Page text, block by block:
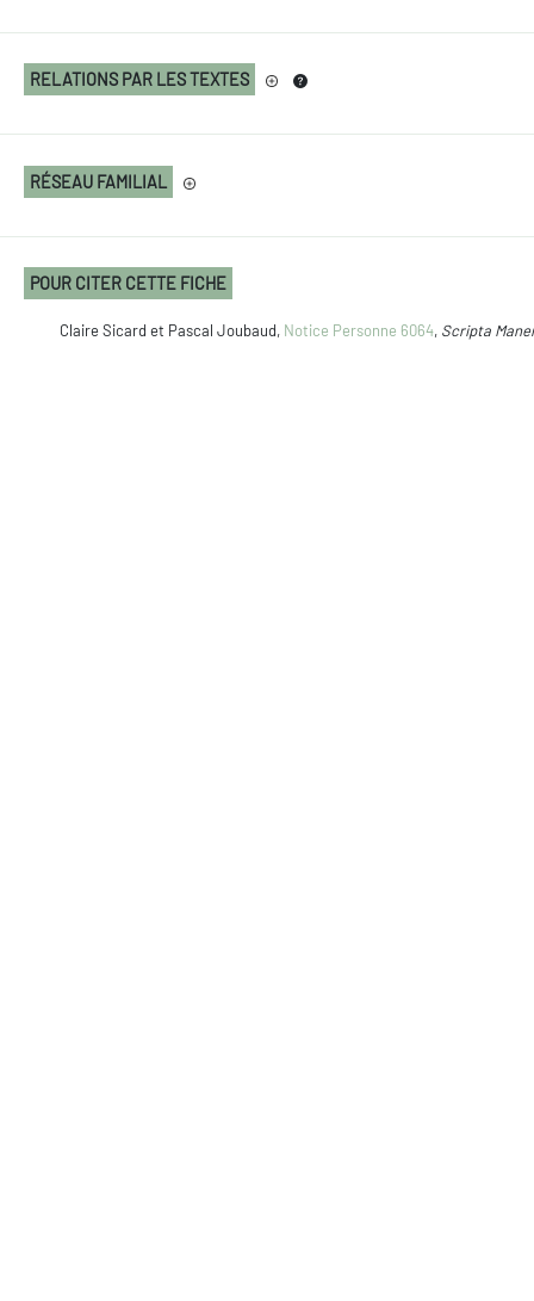
RELATIONS PAR LES TEXTES
RÉSEAU FAMILIAL
POUR CITER CETTE FICHE
Claire Sicard et Pascal Joubaud, Notice Personne 6064, Scripta